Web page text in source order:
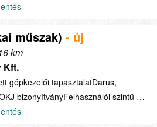
műszak) - új
km
Kft.
gépkezelői tapasztalatDarus,
bizonyítványFelhasználói szintű …